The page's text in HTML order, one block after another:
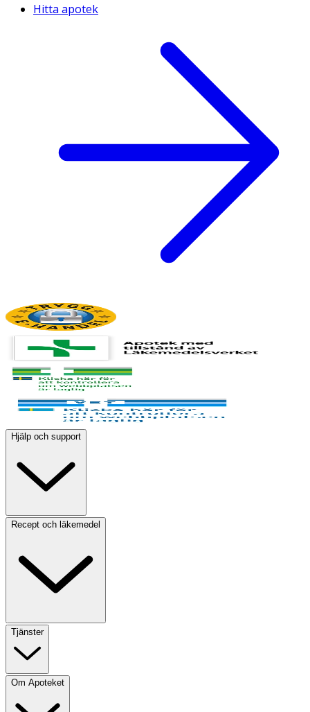
Hitta apotek
Hjälp och support
Recept och läkemedel
Tjänster
Om Apoteket